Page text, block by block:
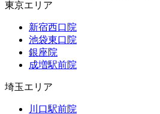
東京エリア
新宿西口院
池袋東口院
銀座院
成増駅前院
埼玉エリア
川口駅前院